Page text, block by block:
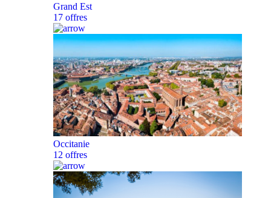
Grand Est
17 offres
Occitanie
12 offres